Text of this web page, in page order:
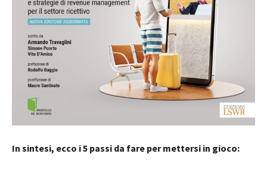
In sintesi, ecco i 5 passi da fare per mettersi in gioco: